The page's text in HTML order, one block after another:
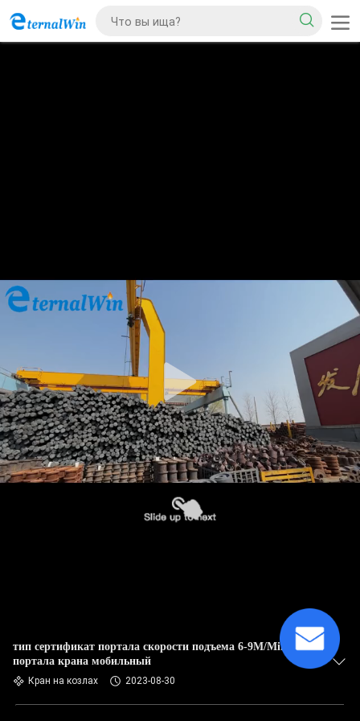
тип сертификат портала скорости подъема 6-9M/Min CE
портала крана мобильный
Кран на козлах 2023-08-30